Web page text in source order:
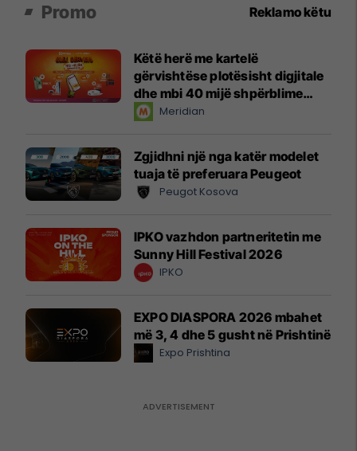
Promo Reklamo këtu
Këtë herë me kartelë
gërvishtëse plotësisht digjitale
dhe mbi 40 mijë shpërblime
instant!Meridian
Zgjidhni një nga katër modelet
tuaja të preferuara Peugeot
Peugot Kosova
IPKO vazhdon partneritetin me
Sunny Hill Festival 2026
IPKO
EXPO DIASPORA 2026 mbahet
më 3, 4 dhe 5 gusht në Prishtinë
Expo Prishtina